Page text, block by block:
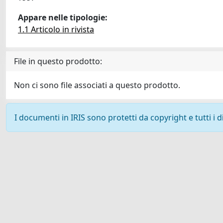
Appare nelle tipologie:
1.1 Articolo in rivista
File in questo prodotto:
Non ci sono file associati a questo prodotto.
I documenti in IRIS sono protetti da copyright e tutti i